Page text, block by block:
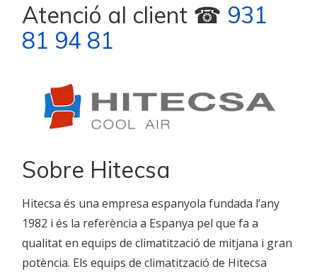
Atenció al client ☎ 931
81 94 81
Sobre Hitecsa
Hitecsa és una empresa espanyola fundada l’any
1982 i és la referència a Espanya pel que fa a
qualitat en equips de climatització de mitjana i gran
potència. Els equips de climatització de Hitecsa